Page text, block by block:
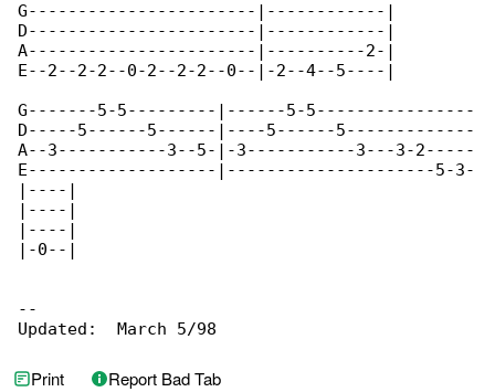
G-----------------------|------------|
D-----------------------|------------|
A-----------------------|----------2-|
E--2--2-2--0-2--2-2--0--|-2--4--5----|
G-------5-5---------|------5-5----------------
D-----5------5------|----5------5-------------
A--3-----------3--5-|-3-----------3---3-2-----
E-------------------|---------------------5-3-
|----|
|----|
|----|
|-0--|
--
Updated:  March 5/98
Print Report Bad Tab